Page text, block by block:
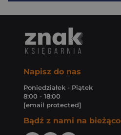
Napisz do nas
Poniedziałek - Piątek
8:00 - 18:00
[email protected]
Bądź z nami na bieżąco